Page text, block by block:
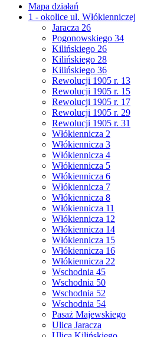
Mapa działań
1 - okolice ul. Włókienniczej
Jaracza 26
Pogonowskiego 34
Kilińskiego 26
Kilińskiego 28
Kilińskiego 36
Rewolucji 1905 r. 13
Rewolucji 1905 r. 15
Rewolucji 1905 r. 17
Rewolucji 1905 r. 29
Rewolucji 1905 r. 31
Włókiennicza 2
Włókiennicza 3
Włókiennicza 4
Włókiennicza 5
Włókiennicza 6
Włókiennicza 7
Włókiennicza 8
Włókiennicza 11
Włókiennicza 12
Włókiennicza 14
Włókiennicza 15
Włókiennicza 16
Włókiennicza 22
Wschodnia 45
Wschodnia 50
Wschodnia 52
Wschodnia 54
Pasaż Majewskiego
Ulica Jaracza